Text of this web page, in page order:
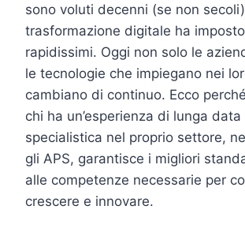
sono voluti decenni (se non
trasformazione digitale ha
rapidissimi. Oggi non solo le
le tecnologie che impiegano nei
cambiano di continuo. Ecco
chi ha un’esperienza di lunga
specialistica nel proprio settore,
gli APS, garantisce i migliori
alle competenze necessarie per
crescere e innovare.